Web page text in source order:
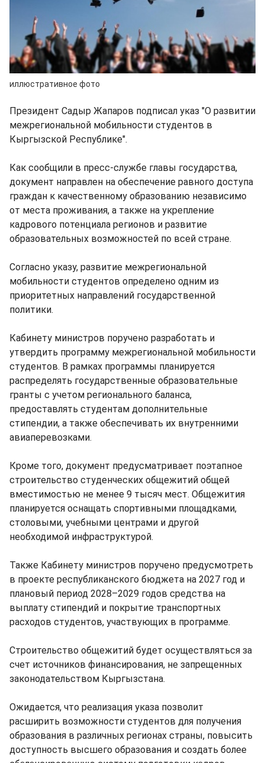
иллюстративное фото
Президент Садыр Жапаров подписал указ "О развитии
межрегиональной мобильности студентов в
Кыргызской Республике".
Как сообщили в пресс-службе главы государства,
документ направлен на обеспечение равного доступа
граждан к качественному образованию независимо
от места проживания, а также на укрепление
кадрового потенциала регионов и развитие
образовательных возможностей по всей стране.
Согласно указу, развитие межрегиональной
мобильности студентов определено одним из
приоритетных направлений государственной
политики.
Кабинету министров поручено разработать и
утвердить программу межрегиональной мобильности
студентов. В рамках программы планируется
распределять государственные образовательные
гранты с учетом регионального баланса,
предоставлять студентам дополнительные
стипендии, а также обеспечивать их внутренними
авиаперевозками.
Кроме того, документ предусматривает поэтапное
строительство студенческих общежитий общей
вместимостью не менее 9 тысяч мест. Общежития
планируется оснащать спортивными площадками,
столовыми, учебными центрами и другой
необходимой инфраструктурой.
Также Кабинету министров поручено предусмотреть
в проекте республиканского бюджета на 2027 год и
плановый период 2028–2029 годов средства на
выплату стипендий и покрытие транспортных
расходов студентов, участвующих в программе.
Строительство общежитий будет осуществляться за
счет источников финансирования, не запрещенных
законодательством Кыргызстана.
Ожидается, что реализация указа позволит
расширить возможности студентов для получения
образования в различных регионах страны, повысить
доступность высшего образования и создать более